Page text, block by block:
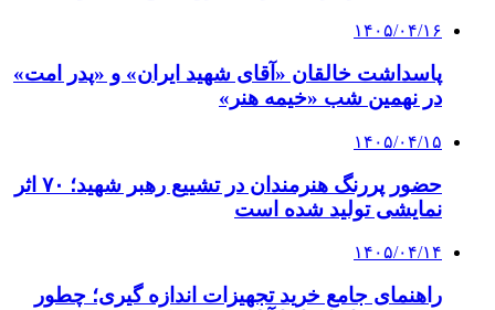
۱۴۰۵/۰۴/۱۶
پاسداشت خالقان «آقای شهید ایران» و «پدر امت»
در نهمین شب «خیمه هنر»
۱۴۰۵/۰۴/۱۵
حضور پررنگ هنرمندان در تشییع رهبر شهید؛ ۷۰ اثر
نمایشی تولید شده است
۱۴۰۵/۰۴/۱۴
راهنمای جامع خرید تجهیزات اندازه گیری؛ چطور